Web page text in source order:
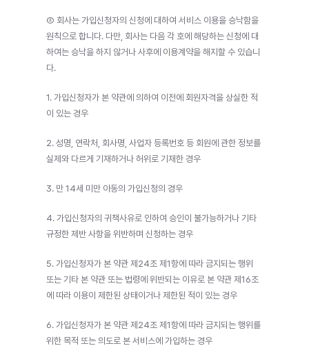
② 회사는 가입신청자의 신청에 대하여 서비스 이용을 승낙함을
원칙으로 합니다. 다만, 회사는 다음 각 호에 해당하는 신청에 대
하여는 승낙을 하지 않거나 사후에 이용계약을 해지할 수 있습니
다.
1. 가입신청자가 본 약관에 의하여 이전에 회원자격을 상실한 적
이 있는 경우
2. 성명, 연락처, 회사명, 사업자 등록번호 등 회원에 관한 정보를
실제와 다르게 기재하거나 허위로 기재한 경우
3. 만 14세 미만 아동의 가입신청의 경우
4. 가입신청자의 귀책사유로 인하여 승인이 불가능하거나 기타
규정한 제반 사항을 위반하며 신청하는 경우
5. 가입신청자가 본 약관 제24조 제1항에 따라 금지되는 행위
또는 기타 본 약관 또는 법령에 위반되는 이유로 본 약관 제16조
에 따라 이용이 제한된 상태이거나 제한된 적이 있는 경우
6. 가입신청자가 본 약관 제24조 제1항에 따라 금지되는 행위를
위한 목적 또는 의도로 본 서비스에 가입하는 경우